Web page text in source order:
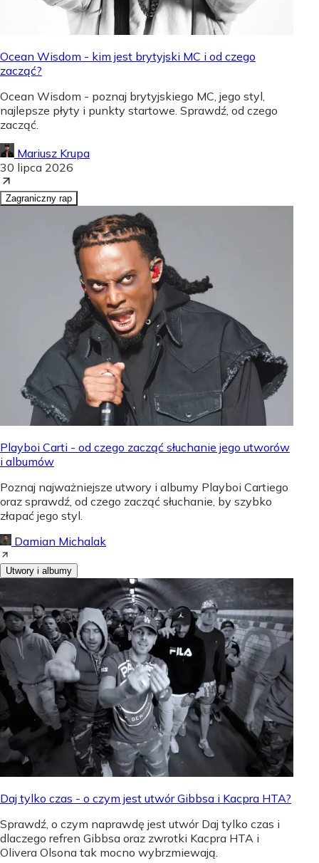
Ocean Wisdom - kim jest brytyjski MC i od czego
zacząć?
Ocean Wisdom - poznaj brytyjskiego MC, jego styl,
najlepsze płyty i punkty startowe. Sprawdź, od czego
zacząć.
Mariusz Krupa
30 lipca 2026
Zagraniczny rap
Playboi Carti - od czego zacząć słuchanie jego utworów
i albumów
Poznaj najważniejsze utwory i albumy Playboi Cartiego
oraz sprawdź, od czego zacząć słuchanie, by szybko
złapać jego styl.
Damian Michalak
Utwory i albumy
Daj tylko czas - o czym jest utwór Gibbsa i Kacpra HTA?
Sprawdź, o czym naprawdę jest utwór Daj tylko czas i
dlaczego refren Gibbsa oraz zwrotki Kacpra HTA i
Olivera Olsona tak mocno wybrzmiewają.